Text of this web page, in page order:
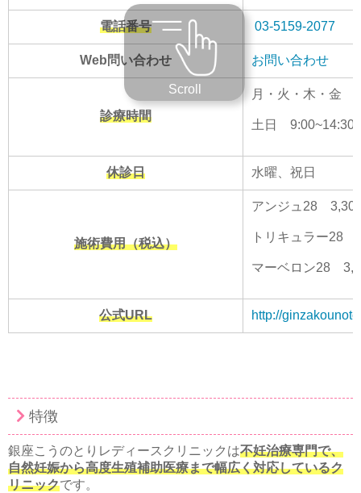
電話番号 03-5159-2077
Web問い合わせ お問い合わせ
診療時間
月・火・木・金
土日 9:00~14:30
休診日 水曜、祝日
施術費用（税込）
アンジュ28
トリキュラー28
マーベロン28
公式URL http://
Scroll
特徴
銀座こうのとりレディースクリニックは不妊治療専門で、
自然妊娠から高度生殖補助医療まで幅広く対応しているク
リニックです。